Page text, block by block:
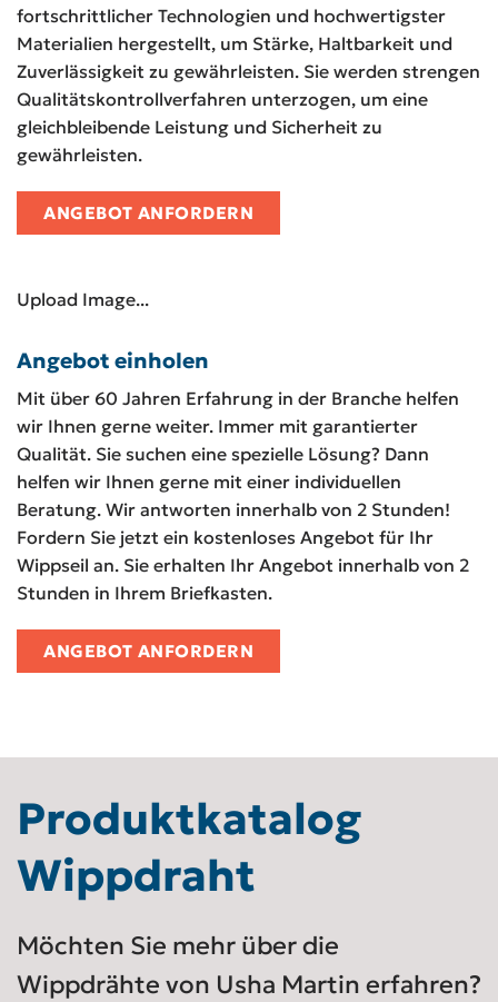
fortschrittlicher Technologien und hochwertigster
Materialien hergestellt, um Stärke, Haltbarkeit und
Zuverlässigkeit zu gewährleisten. Sie werden strengen
Qualitätskontrollverfahren unterzogen, um eine
gleichbleibende Leistung und Sicherheit zu
gewährleisten.
ANGEBOT ANFORDERN
Upload Image...
Angebot einholen
Mit über 60 Jahren Erfahrung in der Branche helfen
wir Ihnen gerne weiter. Immer mit garantierter
Qualität. Sie suchen eine spezielle Lösung? Dann
helfen wir Ihnen gerne mit einer individuellen
Beratung. Wir antworten innerhalb von 2 Stunden!
Fordern Sie jetzt ein kostenloses Angebot für Ihr
Wippseil an. Sie erhalten Ihr Angebot innerhalb von 2
Stunden in Ihrem Briefkasten.
ANGEBOT ANFORDERN
Produktkatalog
Wippdraht
Möchten Sie mehr über die
Wippdrähte von Usha Martin erfahren?